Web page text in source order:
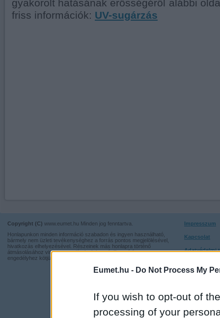
Eumet.hu - Do Not Process My
If you wish to opt-out of
processing of your
gyakorolt hatásának erősségéről alábbi
friss információk: UV-sugárzás
Copyright (C) www.eumet.hu Minden jog fenntartva.
Honlapunkon minden információ szabadon és ingyen használható,
bármely nem üzleti tevékenységhez a forrás pontos megjelölésével,
hivatkozás elhelyezésével. Részeinek más honlapra történő
átmásolásához viszont nem járulunk hozzá, illetve írásos
engedélyhez kötjük.
Impresszum
Kapcsolat
Adatvédelmi